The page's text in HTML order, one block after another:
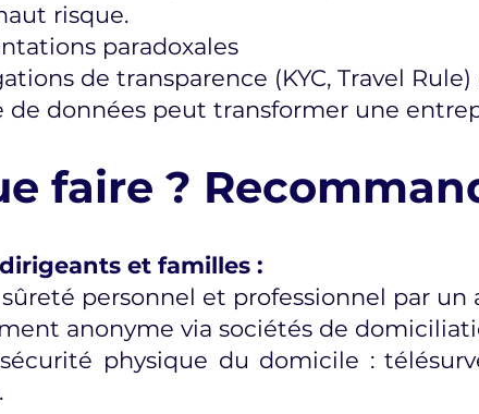
risque.
paradoxales
de transparence (KYC, Travel
de données peut transformer une
faire ?
et familles :
personnel et professionnel par
anonyme via sociétés de
physique du domicile :